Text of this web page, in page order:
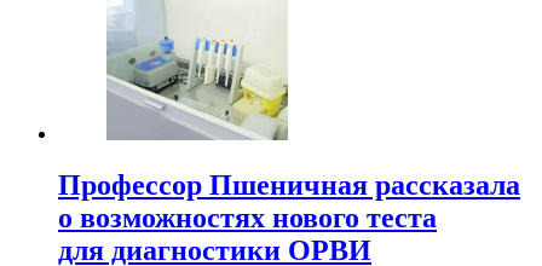
Профессор Пшеничная рассказала
о возможностях нового теста
для диагностики ОРВИ